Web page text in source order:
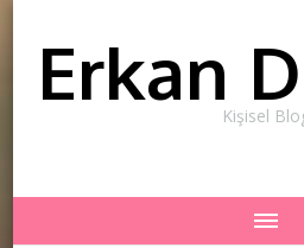
ErkanKişisel